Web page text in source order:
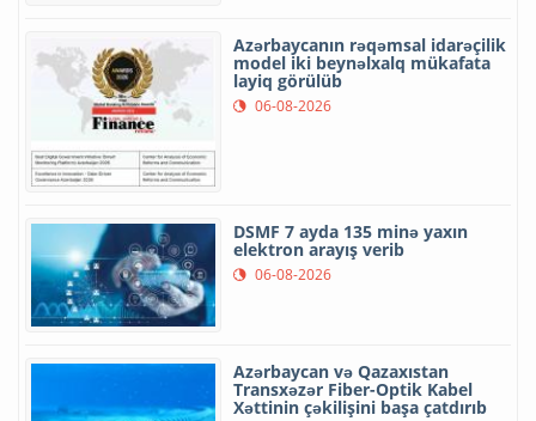
Azərbaycanın rəqəmsal idarəçilik
model iki beynəlxalq mükafata
layiq görülüb
06-08-2026
DSMF 7 ayda 135 minə yaxın
elektron arayış verib
06-08-2026
Azərbaycan və Qazaxıstan
Transxəzər Fiber-Optik Kabel
Xəttinin çəkilişini başa çatdırıb